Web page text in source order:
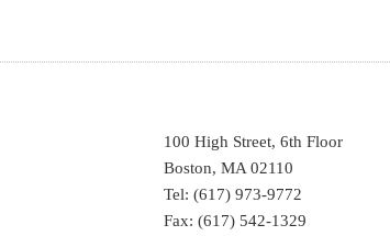
100 High Street, 6th Floor
Boston, MA 02110
Tel: (617) 973-9772
Fax: (617) 542-1329